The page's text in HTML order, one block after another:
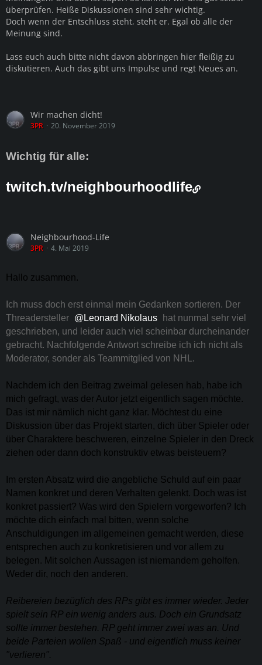
überprüfen. Heiße Diskussionen sind sehr wichtig.
Doch wenn der Entschluss steht, steht er. Egal ob alle der
Meinung sind.
Lass euch auch bitte nicht davon abbringen hier fleißig zu
diskutieren. Auch das gibt uns Impulse und regt Neues an.
Wir machen dicht!
3PR 20. November 2019
Wichtig für alle:
twitch.tv/neighbourhoodlife
Neighbourhood-Life
3PR 4. Mai 2019
Hallo zusammen.
Ich muss doch erst einmal mein Gedanken sortieren. Der
Threadersteller
Leonard Nikolaus
hat nunmal sehr viel
geschrieben, und leider auch viel scheinbar durcheinander
gebracht. Nachfolgende Antwort schreibe ich ich nicht als
Moderator, sonder als Teammitglied von NHL.
Nachdem ich den Beitrag zweimal gelesen hab, habe ich
mich gefragt, was der Autor jetzt eigentlich sagen möchte.
Das ist mir nämlich nicht ganz klar. Möchtest du eine
Diskussion über das Projekt starten, dich über Spieler oder
über Charaktere beschweren, einzelne Spieler in den Dreck
ziehen oder dann doch konstruktiv etwas beisteuern?
Im ersten Absatz wird die angebliche Schuld auf ein paar
Namen konkret und deren Verhalten gelenkt. Doch was ist
konkret passiert? Was wird den Spielern vorgeworfen? Ich
möchte dich einfach mal bitten, wenn solche
Anschuldigungen im allgemeinen gemacht werden, diese
entsprechen auch zu konkretisieren und vor allem zu
belegen. Mit solchen Aussagen ist niemandem geholfen.
Weder dir, noch den anderen.
Reibereien bezüglich des RPs gibt es immer wieder. Jeder
spielt sein RP ein wenig anders aus. Doch ein Grundsatz
sollte immer bestehen. RP geht immer zwei was an. Und
beide Parteien wollen Spaß - und eigentlich muss keiner
"verlieren".